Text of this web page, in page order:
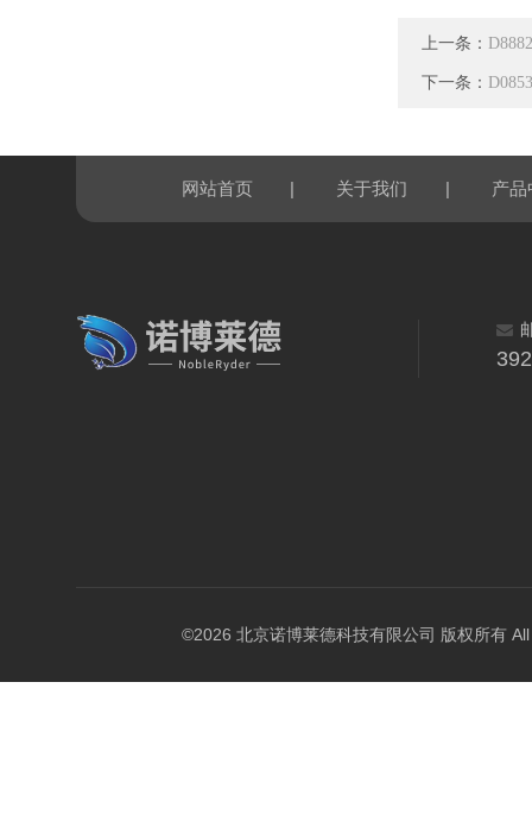
上一条：
下一条：
网站首页 | 关于我们 | 产品
©2026 北京诺博莱德科技有限公司 版权所有